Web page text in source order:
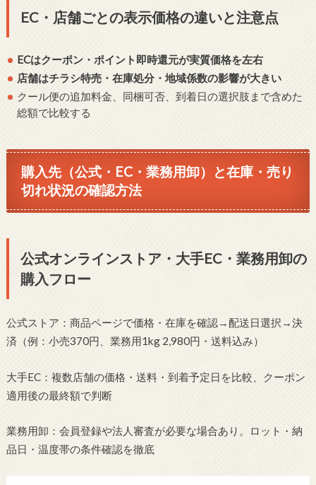
EC・店舗ごとの表示価格の違いと注意点
ECはクーポン・ポイント即時還元が実質価格を左右
店舗はチラシ特売・在庫処分・地域係数の影響が大きい
クール便の追加料金、同梱可否、到着日の選択肢まで含めた
総額で比較する
購入先（公式・EC・業務用卸）と在庫・売り
切れ状況の確認方法
公式オンラインストア・大手EC・業務用卸の
購入フロー
公式ストア：商品ページで価格・在庫を確認→配送日選択→決
済（例：小売370円、業務用1kg 2,980円・送料込み）
大手EC：複数店舗の価格・送料・到着予定日を比較、クーポン
適用後の最終額で判断
業務用卸：会員登録や法人審査が必要な場合あり。ロット・納
品日・温度帯の条件確認を徹底